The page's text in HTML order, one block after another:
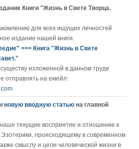
Книги "Жизнь в Свете Творца.
для всех ищущих личностей
издание нашей книги.
>>> Книга "Жизнь в Свете
изложенной в данном труде
отправлять на емейл:
новую вводную статью на главной
текущие восприятие и отношение к
происходящему в современном
смыслу и цели человеческой жизни в